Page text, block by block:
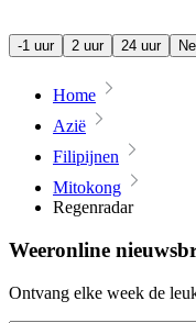
-1 uur 2 uur 24 uur
Home
Azië
Filipijnen
Mitokong
Regenradar
Weeronline
Ontvang elke week de